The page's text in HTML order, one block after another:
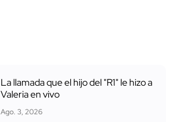
La llamada que el hijo del "R1" le hizo a
Valeria en vivo
Ago. 3, 2026